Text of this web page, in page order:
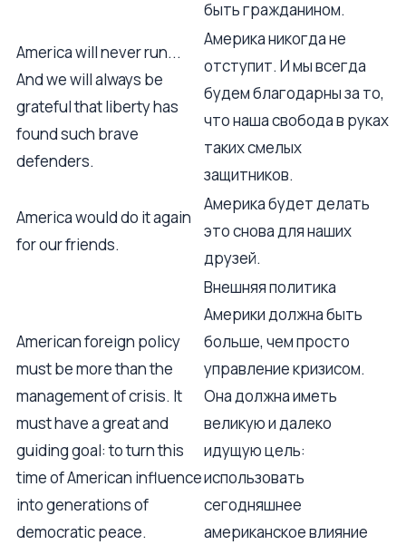
быть гражданином.
America will never run...
And we will always be
grateful that liberty has
found such brave
defenders.
Америка никогда не
отступит. И мы всегда
будем благодарны за то,
что наша свобода в руках
таких смелых
защитников.
America would do it again
for our friends.
Америка будет делать
это снова для наших
друзей.
American foreign policy
must be more than the
management of crisis. It
must have a great and
guiding goal: to turn this
time of American influence
into generations of
democratic peace.
Внешняя политика
Америки должна быть
больше, чем просто
управление кризисом.
Она должна иметь
великую и далеко
идущую цель:
использовать
сегодняшнее
американское влияние